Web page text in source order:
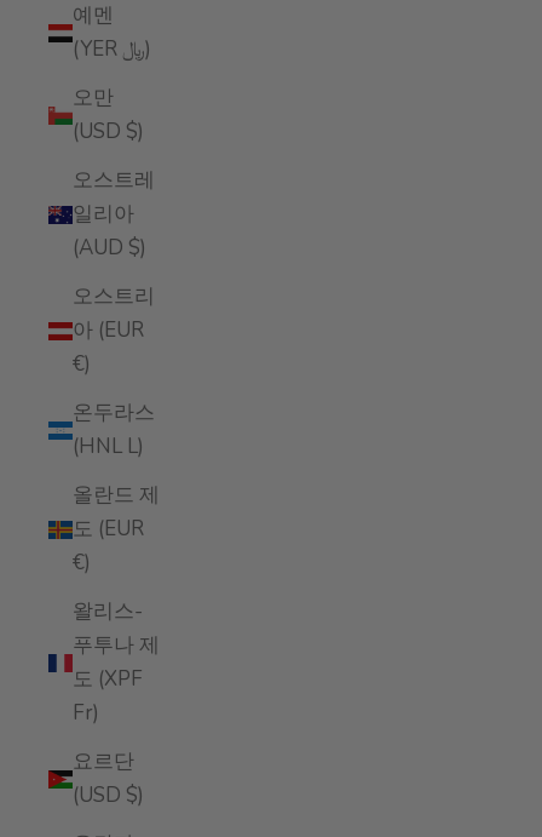
예멘
(YER ﷼)
오만
(USD $)
오스트레
일리아
(AUD $)
오스트리
아 (EUR
€)
온두라스
(HNL L)
올란드 제
도 (EUR
€)
왈리스-
푸투나 제
도 (XPF
Fr)
요르단
(USD $)